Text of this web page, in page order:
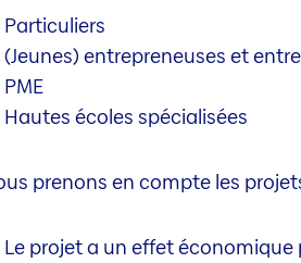
Particuliers
(Jeunes) entrepreneuses et
PME
Hautes écoles spécialisées
prenons en compte les
Le projet a un effet économique